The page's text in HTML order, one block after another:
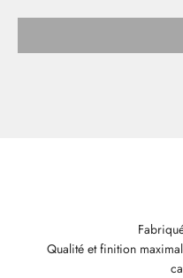
Qualité et finition